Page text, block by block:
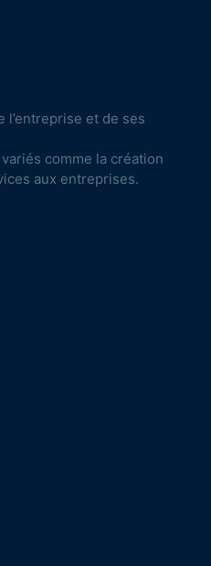
l’entreprise et de ses
comme la création
aux entreprises.